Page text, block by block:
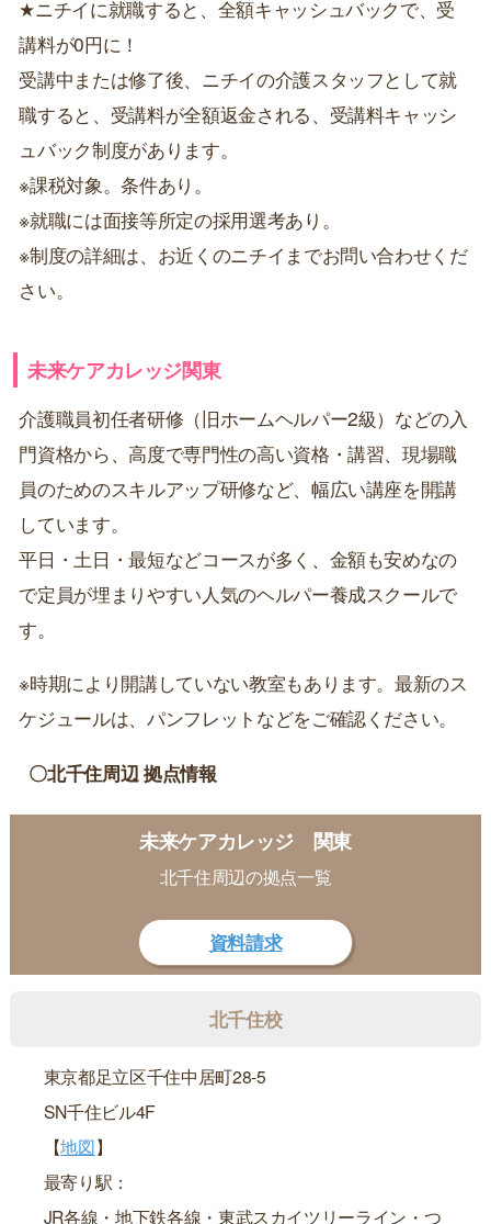
★ニチイに就職すると、全額キャッシュバックで、受
講料が0円に！
受講中または修了後、ニチイの介護スタッフとして就
職すると、受講料が全額返金される、受講料キャッシ
ュバック制度があります。
※課税対象。条件あり。
※就職には面接等所定の採用選考あり。
※制度の詳細は、お近くのニチイまでお問い合わせくだ
さい。
未来ケアカレッジ関東
介護職員初任者研修（旧ホームヘルパー2級）などの入
門資格から、高度で専門性の高い資格・講習、現場職
員のためのスキルアップ研修など、幅広い講座を開講
しています。
平日・土日・最短などコースが多く、金額も安めなの
で定員が埋まりやすい人気のヘルパー養成スクールで
す。
※時期により開講していない教室もあります。最新のス
ケジュールは、パンフレットなどをご確認ください。
〇北千住周辺 拠点情報
未来ケアカレッジ 関東
北千住周辺の拠点一覧
資料請求
北千住校
東京都足立区千住中居町28-5
SN千住ビル4F
【地図】
最寄り駅：
JR各線・地下鉄各線・東武スカイツリーライン・つ